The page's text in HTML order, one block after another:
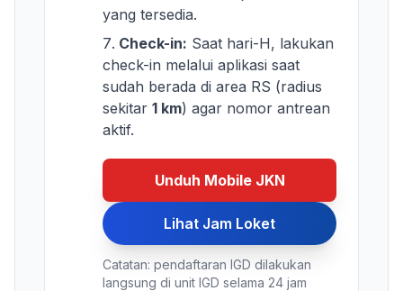
yang tersedia.
Check-in: Saat hari-H, lakukan
check-in melalui aplikasi saat
sudah berada di area RS (radius
sekitar 1 km) agar nomor antrean
aktif.
Unduh Mobile JKN
Lihat Jam Loket
Catatan: pendaftaran IGD dilakukan
langsung di unit IGD selama 24 jam